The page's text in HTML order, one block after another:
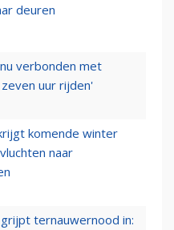
deuren
verbonden met
uur rijden'
komende winter
naar
ternauwernood in: